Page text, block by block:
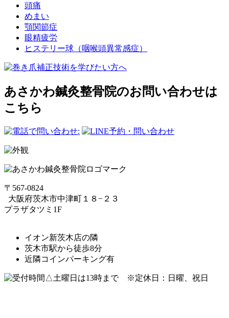
頭痛
めまい
顎関節症
眼精疲労
ヒステリー球（咽喉頭異常感症）
あさかわ鍼灸整⾻院のお問い合わせは
こちら
〒567-0824
⼤阪府茨⽊市中津町１８−２３
プラザタツミ1F
イオン新茨木店の隣
茨木市駅から徒歩8分
近隣コインパーキング有
△土曜日は13時まで ※定休日：日曜、祝日